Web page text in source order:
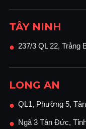
TÂY NINH
● 237/3 QL 22, Trảng
LONG AN
● QL1, Phường 5,
● Ngã 3 Tân Đức,